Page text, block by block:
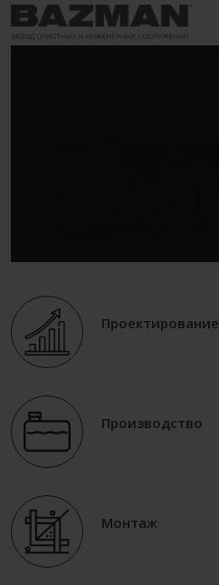
Проектирование
Производство
Монтаж